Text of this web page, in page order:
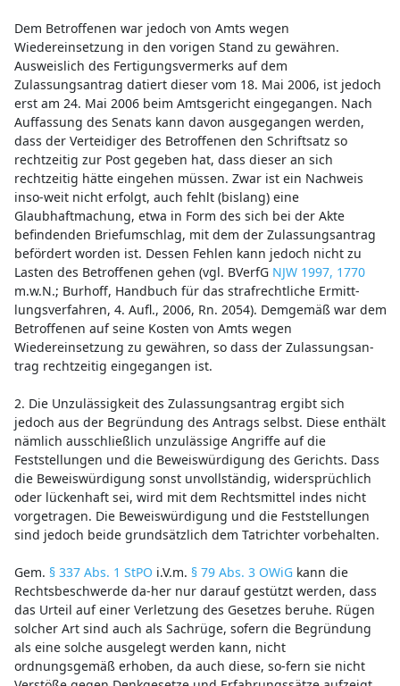
Dem Betroffenen war jedoch von Amts wegen
Wiedereinsetzung in den vorigen Stand zu gewähren.
Ausweislich des Fertigungsvermerks auf dem
Zulassungsantrag datiert dieser vom 18. Mai 2006, ist jedoch
erst am 24. Mai 2006 beim Amtsgericht eingegangen. Nach
Auffassung des Senats kann davon ausgegangen werden,
dass der Verteidiger des Betroffenen den Schriftsatz so
rechtzeitig zur Post gegeben hat, dass dieser an sich
rechtzeitig hätte eingehen müssen. Zwar ist ein Nachweis
inso-weit nicht erfolgt, auch fehlt (bislang) eine
Glaubhaftmachung, etwa in Form des sich bei der Akte
befindenden Briefumschlag, mit dem der Zulassungsantrag
befördert worden ist. Dessen Fehlen kann jedoch nicht zu
Lasten des Betroffenen gehen (vgl. BVerfG NJW 1997, 1770
m.w.N.; Burhoff, Handbuch für das strafrechtliche Ermitt-
lungsverfahren, 4. Aufl., 2006, Rn. 2054). Demgemäß war dem
Betroffenen auf seine Kosten von Amts wegen
Wiedereinsetzung zu gewähren, so dass der Zulassungsan-
trag rechtzeitig eingegangen ist.
2. Die Unzulässigkeit des Zulassungsantrag ergibt sich
jedoch aus der Begründung des Antrags selbst. Diese enthält
nämlich ausschließlich unzulässige Angriffe auf die
Feststellungen und die Beweiswürdigung des Gerichts. Dass
die Beweiswürdigung sonst unvollständig, widersprüchlich
oder lückenhaft sei, wird mit dem Rechtsmittel indes nicht
vorgetragen. Die Beweiswürdigung und die Feststellungen
sind jedoch beide grundsätzlich dem Tatrichter vorbehalten.
Gem. § 337 Abs. 1 StPO i.V.m. § 79 Abs. 3 OWiGkann die
Rechtsbeschwerde da-her nur darauf gestützt werden, dass
das Urteil auf einer Verletzung des Gesetzes beruhe. Rügen
solcher Art sind auch als Sachrüge, sofern die Begründung
als eine solche ausgelegt werden kann, nicht
ordnungsgemäß erhoben, da auch diese, so-fern sie nicht